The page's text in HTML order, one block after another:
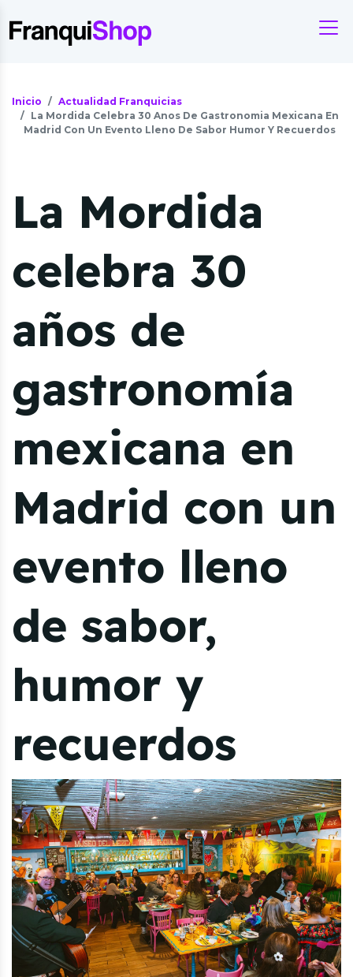
Inicio
Actualidad Franquicias
La Mordida Celebra 30 Anos De Gastronomia Mexicana En
Madrid Con Un Evento Lleno De Sabor Humor Y Recuerdos
La Mordida
celebra 30
años de
gastronomía
mexicana en
Madrid con un
evento lleno
de sabor,
humor y
recuerdos